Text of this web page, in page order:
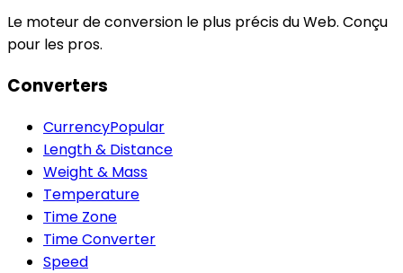
Le moteur de conversion le plus précis du Web. Conçu
pour les pros.
Converters
CurrencyPopular
Length & Distance
Weight & Mass
Temperature
Time Zone
Time Converter
Speed